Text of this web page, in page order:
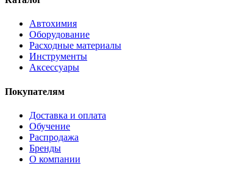
Автохимия
Оборудование
Расходные материалы
Инструменты
Аксессуары
Покупателям
Доставка и оплата
Обучение
Распродажа
Бренды
О компании